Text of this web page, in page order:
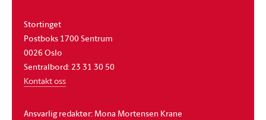
Stortinget
Postboks 1700 Sentrum
0026 Oslo
Sentralbord: 23 31 30 50
Kontakt oss
Ansvarlig redaktør: Mona Mortensen Krane